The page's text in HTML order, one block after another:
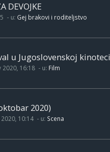
DEVOJKE
- u: Gej brakovi i roditeljstvo
u Jugoslovenskoj kinoteci
2020, 16:18 - u: Film
2020)
10:14 - u: Scena